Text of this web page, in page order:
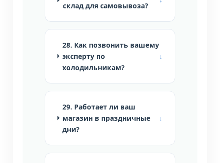
склад для самовывоза?
28. Как позвонить вашему
эксперту по
холодильникам?
29. Работает ли ваш
магазин в праздничные
дни?